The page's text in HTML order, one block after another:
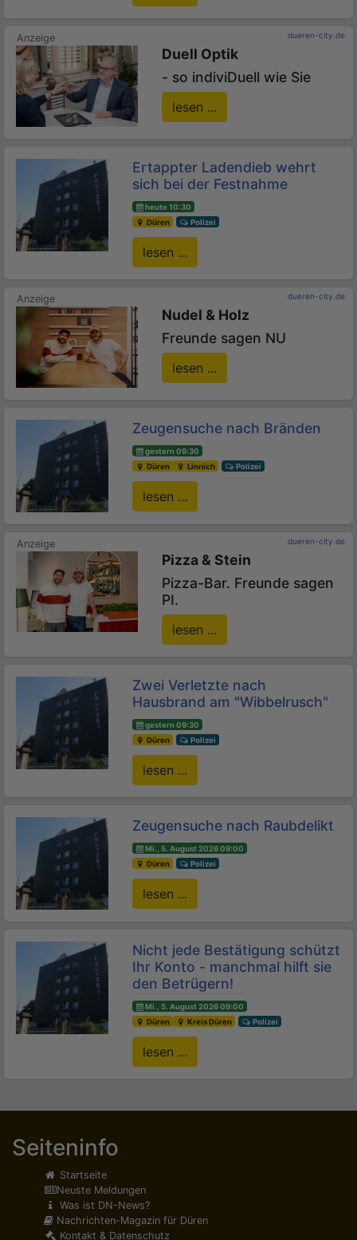
dueren-city.de
Duell Optik
- so indiviDuell wie Sie
lesen ...
Ertappter Ladendieb wehrt
sich bei der Festnahme
heute 10:30
Düren
Polizei
lesen ...
dueren-city.de
Nudel & Holz
Freunde sagen NU
lesen ...
Zeugensuche nach Bränden
gestern 09:30
Düren
Linnich Polizei
lesen ...
dueren-city.de
Pizza & Stein
Pizza-Bar. Freunde sagen
PI.
lesen ...
Zwei Verletzte nach
Hausbrand am "Wibbelrusch"
gestern 09:30
Düren
Polizei
lesen ...
Zeugensuche nach Raubdelikt
Mi., 5. August 2026 09:00
Düren
Polizei
lesen ...
Nicht jede Bestätigung schützt
Ihr Konto - manchmal hilft sie
den Betrügern!
Mi., 5. August 2026 09:00
Düren
Kreis Düren Polizei
lesen ...
Seiteninfo
Startseite
Neuste Meldungen
Was ist DN-News?
Nachrichten-Magazin für Düren
Kontakt & Datenschutz